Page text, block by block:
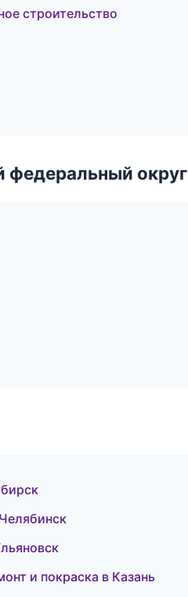
строительство
федеральный округ
и покраска в Казань